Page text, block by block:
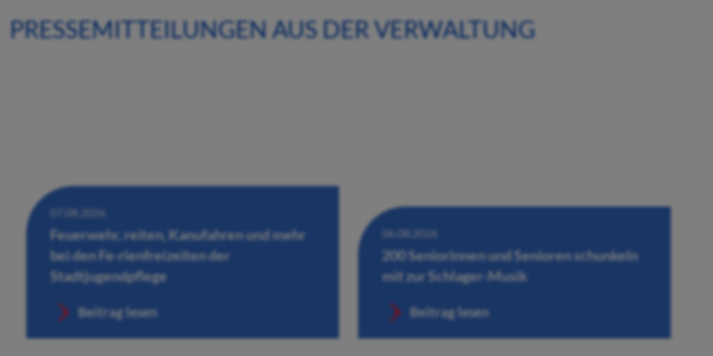
PRESSEMITTEILUNGEN AUS DER VERWALTUNG
07.08.2026
Feuerwehr, reiten, Kanufahren und mehr
bei den Fe-rienfreizeiten der
Stadtjugendpflege
Beitrag lesen
06.08.2026
200 Seniorinnen und Senioren schunkeln
mit zur Schlager-Musik
Beitrag lesen